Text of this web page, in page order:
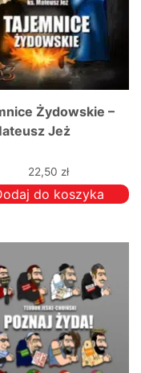
Żydowskie –
Jeż
22,50 zł
do koszyka